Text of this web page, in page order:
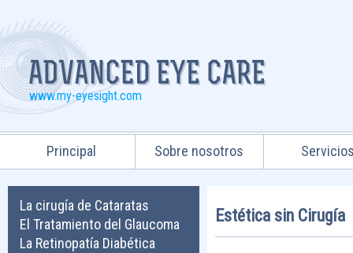
www.my-eyesight.com
Principal Sobre nosotros
La cirugía de Cataratas
El Tratamiento del Glaucoma
La Retinopatía Diabética
Estética sin Cirugía